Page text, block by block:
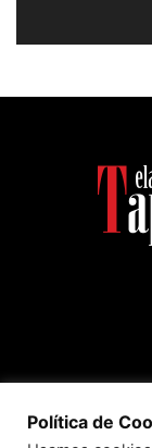
Política de